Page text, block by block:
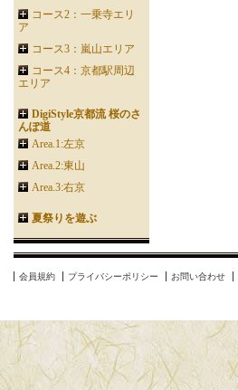
コース2：一乗寺エリ
ア
コース3：嵐山エリア
コース4：京都駅周辺
エリア
DigiStyle京都流 桜のさ
んぽ道
Area.1:左京
Area.2:東山
Area.3:右京
夏祭りを遊ぶ
会員規約 プライバシーポリシー お問い合わせ